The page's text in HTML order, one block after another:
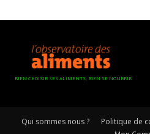
BIEN CHOISIR SES ALIMENTS, BIEN SE NOURRIR
Qui sommes nous ? Politique de